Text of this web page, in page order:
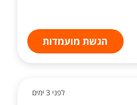
הגשת מועמדות
לפני 3 ימים